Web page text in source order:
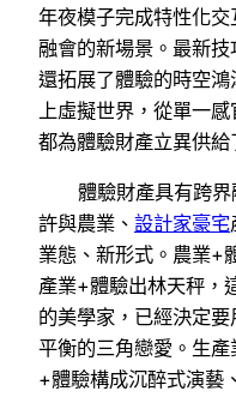
年夜模子完成特性化
融會的新場景。最新技
還拓展了體驗的時空
上虛擬世界，從單一
都為體驗財產立異供給
體驗財產具有跨界
許與農業、 設計家豪宅
業態、新形式。農業+
產業+體驗出林天秤，
的美學家，已經決定
平衡的三角戀愛。生
+體驗構成沉醉式演藝